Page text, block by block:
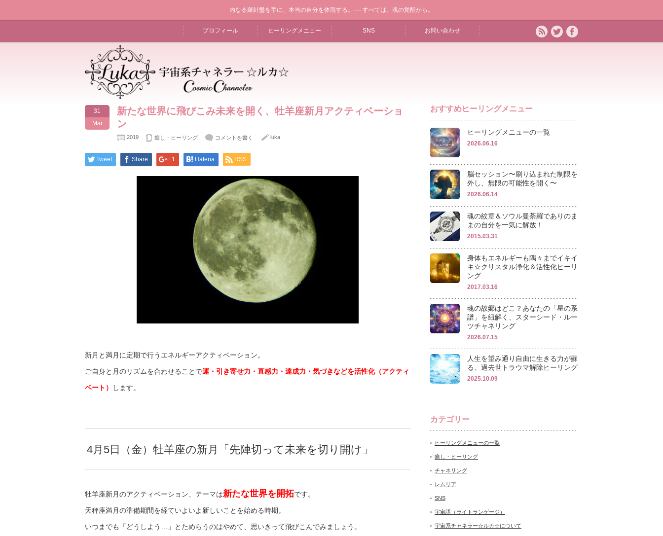
内なる羅針盤を手に、本当の自分を体現する。──すべては、魂の覚醒から。
プロフィール ヒーリングメニュー SNS お問い合わせ
31
Mar
新たな世界に飛びこみ未来を開く、牡羊座新月アクティベーショ
ン
2019 癒し・ヒーリング コメントを書く luka
Tweet Share +1 Hatena RSS
新月と満月に定期で行うエネルギーアクティベーション。
ご自身と月のリズムを合わせることで運・引き寄せ力・直感力・達成力・気づきなどを活性化（アクティ
ベート） します。
4月5日（金）牡羊座の新月「先陣切って未来を切り開け」
牡羊座新月のアクティベーション、テーマは新たな世界を開拓です。
天秤座満月の準備期間を経ていよいよ新しいことを始める時期。
いつまでも「どうしよう…」とためらうのはやめて、思いきって飛びこんでみましょう。
おすすめヒーリングメニュー
ヒーリングメニューの一覧
2026.06.16
脳セッション〜刷り込まれた制限を
外し、無限の可能性を開く〜
2026.06.14
魂の紋章＆ソウル曼荼羅でありのま
まの自分を一気に解放！
2015.03.31
身体もエネルギーも隅々までイキイ
キ☆クリスタル浄化＆活性化ヒーリ
ング
2017.03.16
魂の故郷はどこ？あなたの「星の系
譜」を紐解く、スターシード・ルー
ツチャネリング
2026.07.15
人生を望み通り自由に生きる力が蘇
る、過去世トラウマ解除ヒーリング
2025.10.09
カテゴリー
ヒーリングメニューの一覧
癒し・ヒーリング
チャネリング
レムリア
SNS
宇宙語（ライトランゲージ）
宇宙系チャネラー☆ルカ☆について